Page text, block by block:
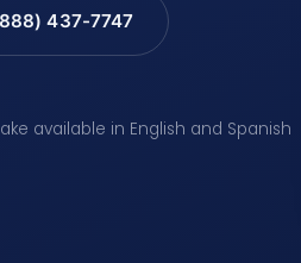
437-7747
available in English and Spanish